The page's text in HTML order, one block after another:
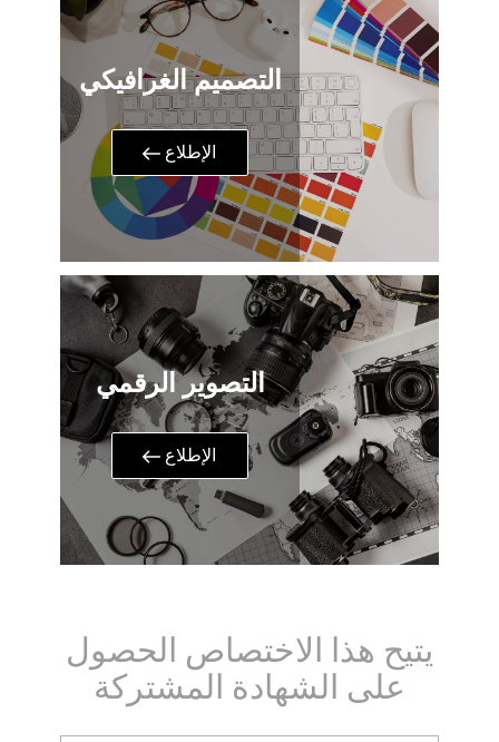
التصميم الغرافيكي
​الإطلاع
التصوير الرقمي
​الإطلاع
يتيح هذا الاختصاص الحصول
على الشهادة المشتركة